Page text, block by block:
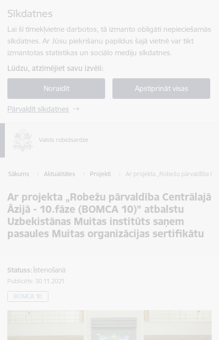
Sīkdatnes
Lai šī tīmekļvietne darbotos, tā izmanto obligāti nepieciešamās
sīkdatnes. Ar Jūsu piekrišanu papildus šajā vietnē var tikt
izmantotas statistikas un sociālo mediju sīkdatnes.
Lūdzu, atzīmējiet savu izvēli:
Noraidīt Apstiprināt visas
Pārvaldīt sīkdatnes
Sākums Aktualitātes Projekti Ar projekta „Robežu pārvaldība
Ar projekta „Robežu pārvaldība Centrālajā
Āzijā - 10.fāze (BOMCA 10)” atbalstu
Uzbekistānas Muitas institūts saņem
pasaules Muitas organizācijas sertifikātu
Statuss:Īstenošanā
Publicēts: 30.11.2021.
BOMCA 10